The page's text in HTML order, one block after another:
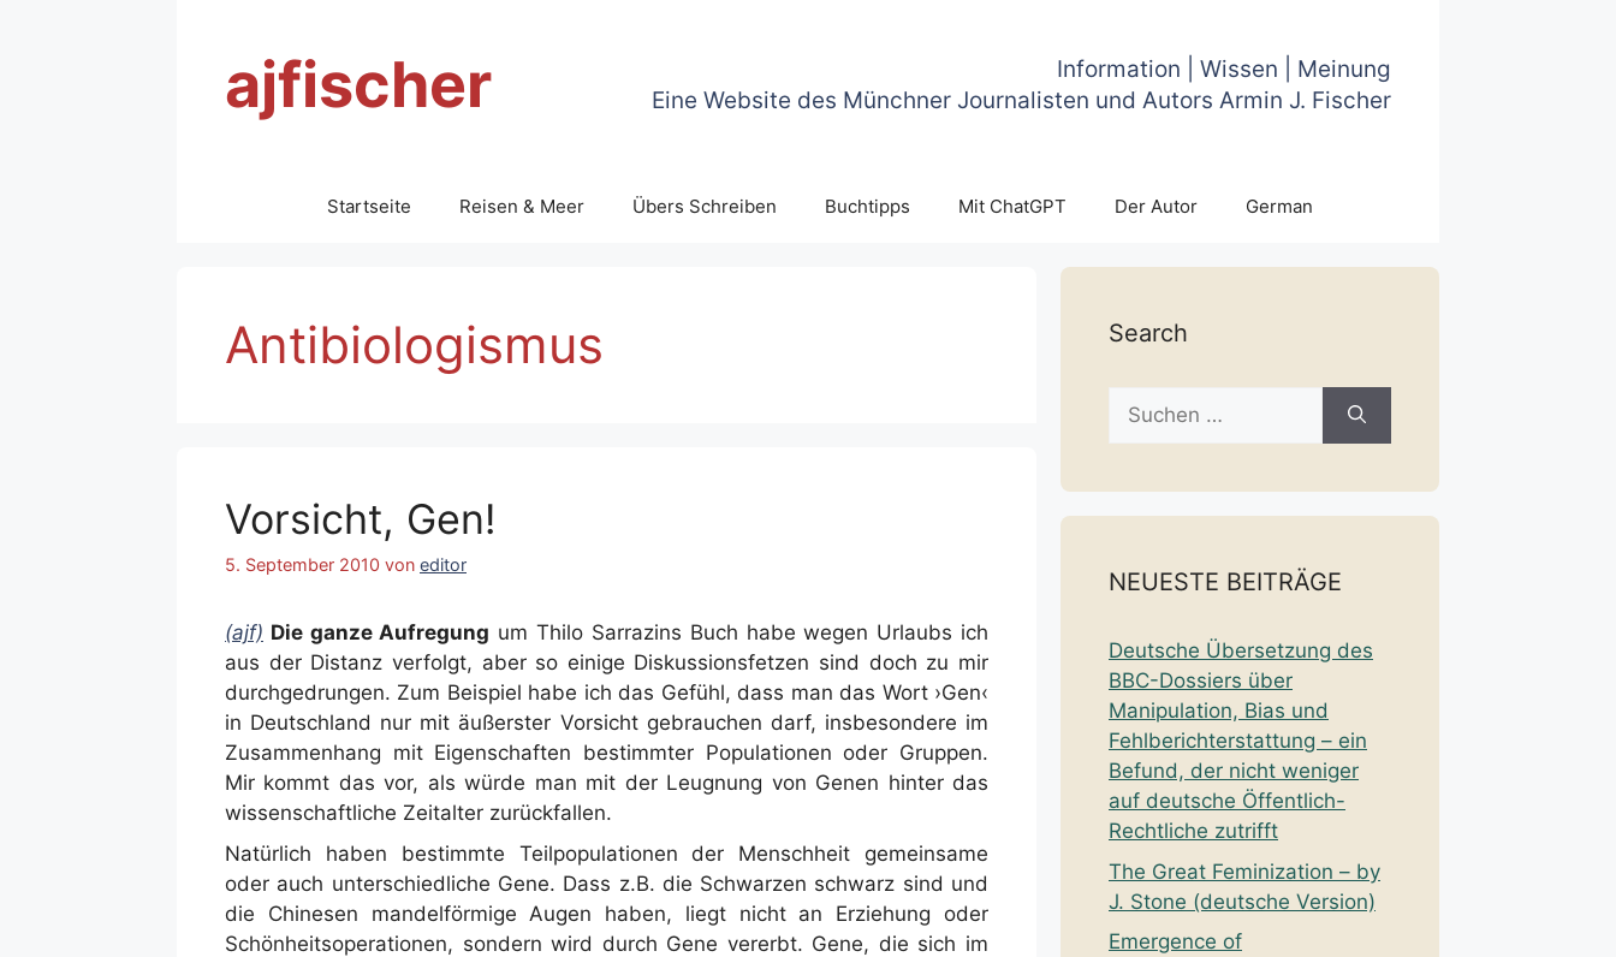
ajfischer
Information | Wissen | Meinung
Eine Website des Münchner Journalisten und Autors Armin J. Fischer
Startseite Reisen & Meer Übers Schreiben Buchtipps Mit ChatGPT Der Autor German
Antibiologismus
Vorsicht, Gen!
5. September 2010 von editor
(ajf) Die ganze Aufregung um Thilo Sarrazins Buch habe wegen Urlaubs ich
aus der Distanz verfolgt, aber so einige Diskussionsfetzen sind doch zu mir
durchgedrungen. Zum Beispiel habe ich das Gefühl, dass man das Wort ›Gen‹
in Deutschland nur mit äußerster Vorsicht gebrauchen darf, insbesondere im
Zusammenhang mit Eigenschaften bestimmter Populationen oder Gruppen.
Mir kommt das vor, als würde man mit der Leugnung von Genen hinter das
wissenschaftliche Zeitalter zurückfallen.
Natürlich haben bestimmte Teilpopulationen der Menschheit gemeinsame
oder auch unterschiedliche Gene. Dass z.B. die Schwarzen schwarz sind und
die Chinesen mandelförmige Augen haben, liegt nicht an Erziehung oder
Schönheitsoperationen, sondern wird durch Gene vererbt. Gene, die sich im
Search
Suche
nach:
NEUESTE BEITRÄGE
Deutsche Übersetzung des
BBC-Dossiers über
Manipulation, Bias und
Fehlberichterstattung – ein
Befund, der nicht weniger
auf deutsche Öffentlich-
Rechtliche zutrifft
The Great Feminization – by
J. Stone (deutsche Version)
Emergence of